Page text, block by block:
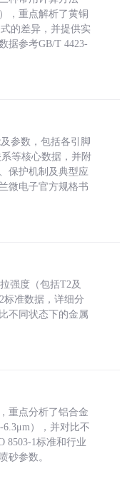
，重点解析了黄铜
的差异，并提供实
据参考GB/T 4423-
参数，包括各引脚
等核心数据，并附
保护机制及典型应
微电子官方规格书
强度（包括T2及
标准数据，详细分
不同状态下的金属
重点分析了铝合金
6.3μm），并对比不
8503-1标准和行业
砂参数。